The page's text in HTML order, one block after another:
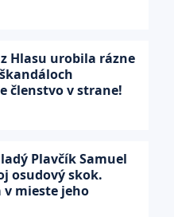
Hlasu urobila rázne
členstvo v strane!
Plavčík Samuel
osudový skok.
v mieste jeho